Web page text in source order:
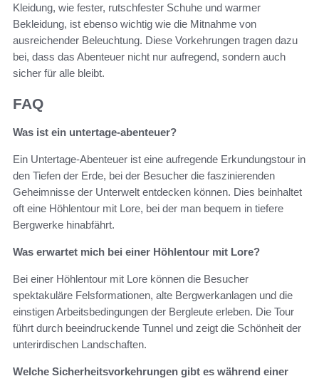
Kleidung, wie fester, rutschfester Schuhe und warmer
Bekleidung, ist ebenso wichtig wie die Mitnahme von
ausreichender Beleuchtung. Diese Vorkehrungen tragen dazu
bei, dass das Abenteuer nicht nur aufregend, sondern auch
sicher für alle bleibt.
FAQ
Was ist ein untertage-abenteuer?
Ein Untertage-Abenteuer ist eine aufregende Erkundungstour in
den Tiefen der Erde, bei der Besucher die faszinierenden
Geheimnisse der Unterwelt entdecken können. Dies beinhaltet
oft eine Höhlentour mit Lore, bei der man bequem in tiefere
Bergwerke hinabfährt.
Was erwartet mich bei einer Höhlentour mit Lore?
Bei einer Höhlentour mit Lore können die Besucher
spektakuläre Felsformationen, alte Bergwerkanlagen und die
einstigen Arbeitsbedingungen der Bergleute erleben. Die Tour
führt durch beeindruckende Tunnel und zeigt die Schönheit der
unterirdischen Landschaften.
Welche Sicherheitsvorkehrungen gibt es während einer